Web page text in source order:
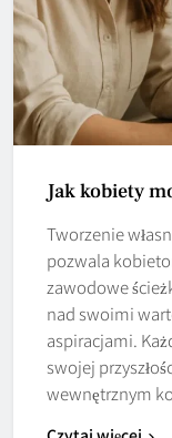
Jak kobiety
Tworzenie
pozwala
zawodowe
nad swoimi
aspiracjami.
swojej
wewnętrznym